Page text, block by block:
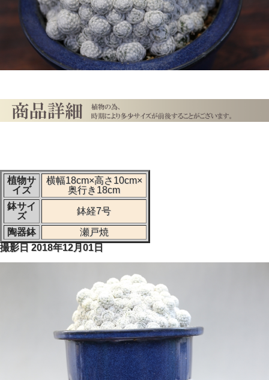
植物サ
イズ
横幅18cm×高さ10cm×
奥行き18cm
鉢サイ
ズ
鉢経7号
陶器鉢
瀬戸焼
撮影日 2018年12月01日